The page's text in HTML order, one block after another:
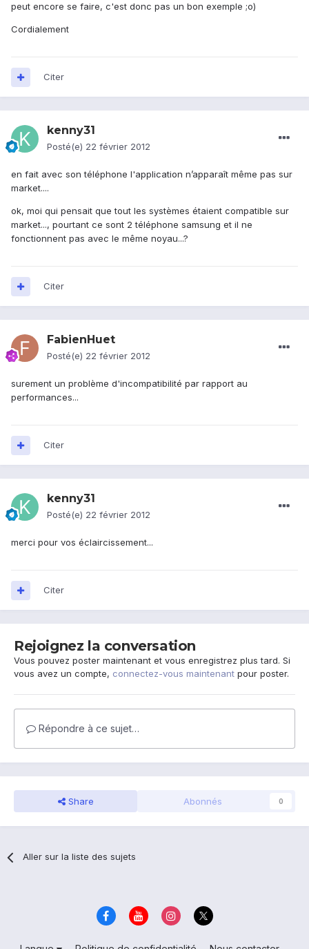
peut encore se faire, c'est donc pas un bon exemple ;o)
Cordialement
Citer
kenny31
Posté(e) 22 février 2012
en fait avec son téléphone l'application n’apparaît même pas sur
market....
ok, moi qui pensait que tout les systèmes étaient compatible sur
market..., pourtant ce sont 2 téléphone samsung et il ne
fonctionnent pas avec le même noyau...?
Citer
FabienHuet
Posté(e) 22 février 2012
surement un problème d'incompatibilité par rapport au
performances...
Citer
kenny31
Posté(e) 22 février 2012
merci pour vos éclaircissement...
Citer
Rejoignez la conversation
Vous pouvez poster maintenant et vous enregistrez plus tard. Si
vous avez un compte, connectez-vous maintenant pour poster.
Répondre à ce sujet…
Share Abonnés 0
Aller sur la liste des sujets